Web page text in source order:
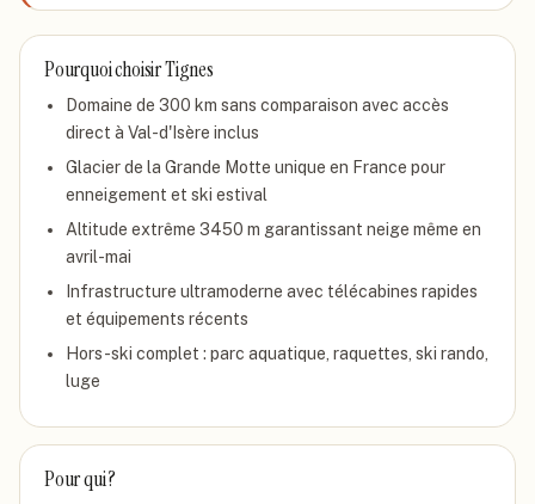
Pourquoi choisirTignes
Domaine de 300 km sans comparaison avec accès
direct à Val-d'Isère inclus
Glacier de la Grande Motte unique en France pour
enneigement et ski estival
Altitude extrême 3450 m garantissant neige même en
avril-mai
Infrastructure ultramoderne avec télécabines rapides
et équipements récents
Hors-ski complet : parc aquatique, raquettes, ski rando,
luge
Pour qui ?